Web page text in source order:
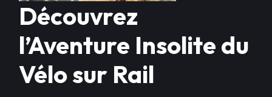
Découvrez
l’Aventure Insolite du
Vélo sur Rail